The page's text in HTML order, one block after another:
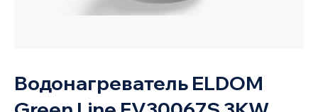
Водонагреватель ELDOM